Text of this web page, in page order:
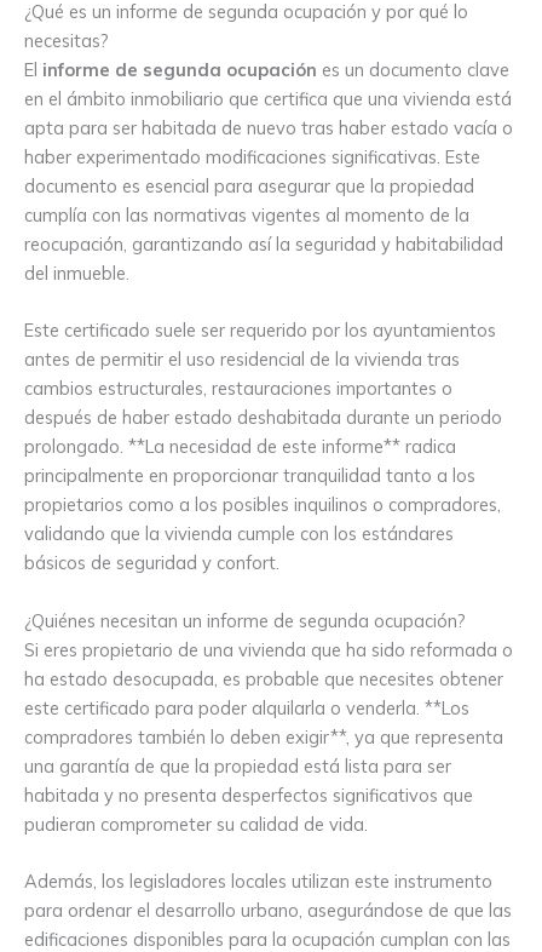
¿Qué es un informe de segunda ocupación y por qué lo
necesitas?
El informe de segunda ocupación es un documento clave
en el ámbito inmobiliario que certifica que una vivienda está
apta para ser habitada de nuevo tras haber estado vacía o
haber experimentado modificaciones significativas. Este
documento es esencial para asegurar que la propiedad
cumplía con las normativas vigentes al momento de la
reocupación, garantizando así la seguridad y habitabilidad
del inmueble.
Este certificado suele ser requerido por los ayuntamientos
antes de permitir el uso residencial de la vivienda tras
cambios estructurales, restauraciones importantes o
después de haber estado deshabitada durante un periodo
prolongado. **La necesidad de este informe** radica
principalmente en proporcionar tranquilidad tanto a los
propietarios como a los posibles inquilinos o compradores,
validando que la vivienda cumple con los estándares
básicos de seguridad y confort.
¿Quiénes necesitan un informe de segunda ocupación?
Si eres propietario de una vivienda que ha sido reformada o
ha estado desocupada, es probable que necesites obtener
este certificado para poder alquilarla o venderla. **Los
compradores también lo deben exigir**, ya que representa
una garantía de que la propiedad está lista para ser
habitada y no presenta desperfectos significativos que
pudieran comprometer su calidad de vida.
Además, los legisladores locales utilizan este instrumento
para ordenar el desarrollo urbano, asegurándose de que las
edificaciones disponibles para la ocupación cumplan con las